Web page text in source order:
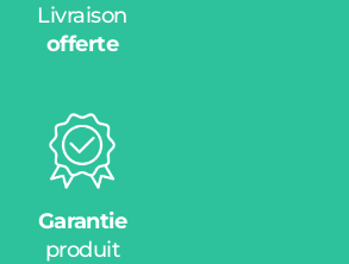
Livraison
offerte
Garantie
produit